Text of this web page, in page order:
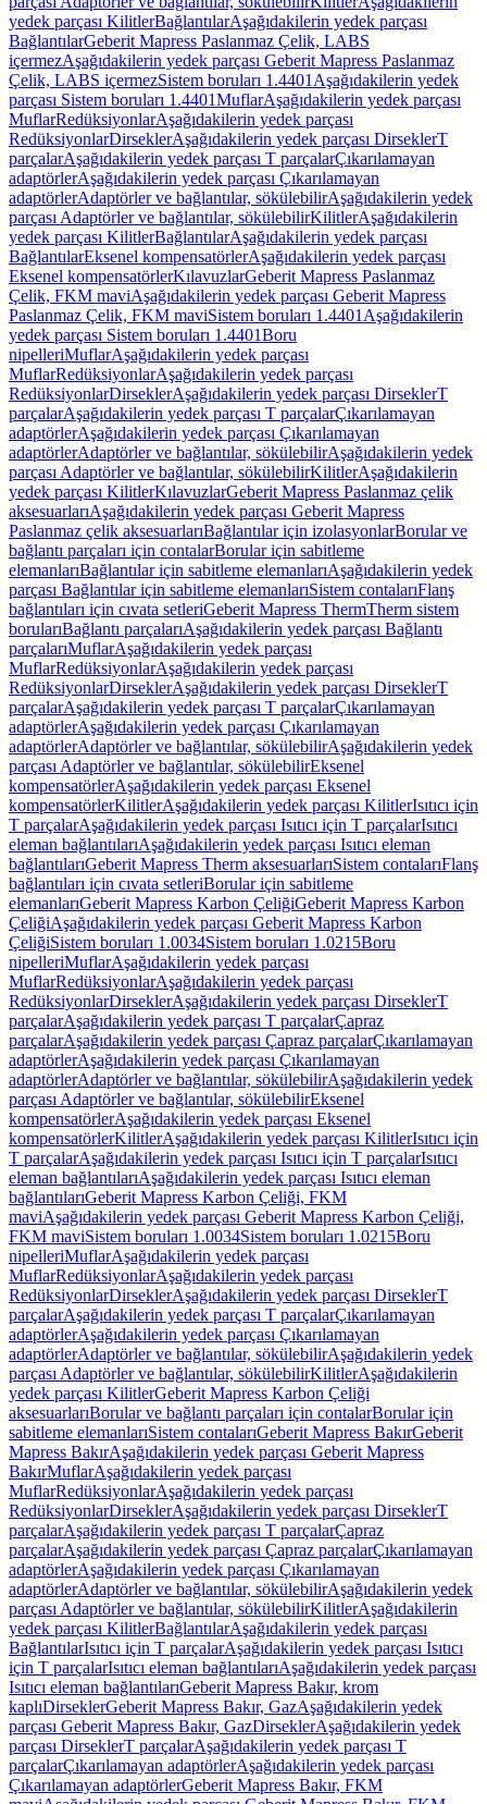
yedek parçası KilitlerBağlantılarAşağıdakilerin yedek parçası
BağlantılarGeberit Mapress Paslanmaz Çelik, LABS
içermezAşağıdakilerin yedek parçası Geberit Mapress Paslanmaz
Çelik, LABS içermezSistem boruları 1.4401 Aşağıdakilerin yedek
parçası Sistem boruları 1.4401MuflarAşağıdakilerin yedek parçası
MuflarRedüksiyonlarAşağıdakilerin yedek parçası
RedüksiyonlarDirseklerAşağıdakilerin yedek parçası DirseklerT
parçalarAşağıdakilerin yedek parçası T parçalarÇıkarılamayan
adaptörlerAşağıdakilerin yedek parçası Çıkarılamayan
adaptörlerAdaptörler ve bağlantılar, sökülebilirAşağıdakilerin yedek
parçası Adaptörler ve bağlantılar, sökülebilirKilitlerAşağıdakilerin
yedek parçası KilitlerBağlantılarAşağıdakilerin yedek parçası
BağlantılarEksenel kompensatörlerAşağıdakilerin yedek parçası
Eksenel kompensatörlerKılavuzlarGeberit Mapress Paslanmaz
Çelik, FKM maviAşağıdakilerin yedek parçası Geberit Mapress
Paslanmaz Çelik, FKM maviSistem boruları 1.4401 Aşağıdakilerin
yedek parçası Sistem boruları 1.4401Boru
nipelleriMuflarAşağıdakilerin yedek parçası
MuflarRedüksiyonlarAşağıdakilerin yedek parçası
RedüksiyonlarDirseklerAşağıdakilerin yedek parçası DirseklerT
parçalarAşağıdakilerin yedek parçası T parçalarÇıkarılamayan
adaptörlerAşağıdakilerin yedek parçası Çıkarılamayan
adaptörlerAdaptörler ve bağlantılar, sökülebilirAşağıdakilerin yedek
parçası Adaptörler ve bağlantılar, sökülebilirKilitlerAşağıdakilerin
yedek parçası KilitlerKılavuzlarGeberit Mapress Paslanmaz çelik
aksesuarlarıAşağıdakilerin yedek parçası Geberit Mapress
Paslanmaz çelik aksesuarlarıBağlantılar için izolasyonlarBorular ve
bağlantı parçaları için contalarBorular için sabitleme
elemanlarıBağlantılar için sabitleme elemanlarıAşağıdakilerin yedek
parçası Bağlantılar için sabitleme elemanlarıSistem contalarıFlanş
bağlantıları için cıvata setleriGeberit Mapress ThermTherm sistem
borularıBağlantı parçalarıAşağıdakilerin yedek parçası Bağlantı
parçalarıMuflarAşağıdakilerin yedek parçası
MuflarRedüksiyonlarAşağıdakilerin yedek parçası
RedüksiyonlarDirseklerAşağıdakilerin yedek parçası DirseklerT
parçalarAşağıdakilerin yedek parçası T parçalarÇıkarılamayan
adaptörlerAşağıdakilerin yedek parçası Çıkarılamayan
adaptörlerAdaptörler ve bağlantılar, sökülebilirAşağıdakilerin yedek
parçası Adaptörler ve bağlantılar, sökülebilirEksenel
kompensatörlerAşağıdakilerin yedek parçası Eksenel
kompensatörlerKilitlerAşağıdakilerin yedek parçası KilitlerIsıtıcı için
T parçalarAşağıdakilerin yedek parçası Isıtıcı için T parçalarIsıtıcı
eleman bağlantılarıAşağıdakilerin yedek parçası Isıtıcı eleman
bağlantılarıGeberit Mapress Therm aksesuarlarıSistem contalarıFlanş
bağlantıları için cıvata setleriBorular için sabitleme
elemanlarıGeberit Mapress Karbon ÇeliğiGeberit Mapress Karbon
ÇeliğiAşağıdakilerin yedek parçası Geberit Mapress Karbon
ÇeliğiSistem boruları 1.0034Sistem boruları 1.0215Boru
nipelleriMuflarAşağıdakilerin yedek parçası
MuflarRedüksiyonlarAşağıdakilerin yedek parçası
RedüksiyonlarDirseklerAşağıdakilerin yedek parçası DirseklerT
parçalarAşağıdakilerin yedek parçası T parçalarÇapraz
parçalarAşağıdakilerin yedek parçası Çapraz parçalarÇıkarılamayan
adaptörlerAşağıdakilerin yedek parçası Çıkarılamayan
adaptörlerAdaptörler ve bağlantılar, sökülebilirAşağıdakilerin yedek
parçası Adaptörler ve bağlantılar, sökülebilirEksenel
kompensatörlerAşağıdakilerin yedek parçası Eksenel
kompensatörlerKilitlerAşağıdakilerin yedek parçası KilitlerIsıtıcı için
T parçalarAşağıdakilerin yedek parçası Isıtıcı için T parçalarIsıtıcı
eleman bağlantılarıAşağıdakilerin yedek parçası Isıtıcı eleman
bağlantılarıGeberit Mapress Karbon Çeliği, FKM
maviAşağıdakilerin yedek parçası Geberit Mapress Karbon Çeliği,
FKM maviSistem boruları 1.0034Sistem boruları 1.0215Boru
nipelleriMuflarAşağıdakilerin yedek parçası
MuflarRedüksiyonlarAşağıdakilerin yedek parçası
RedüksiyonlarDirseklerAşağıdakilerin yedek parçası DirseklerT
parçalarAşağıdakilerin yedek parçası T parçalarÇıkarılamayan
adaptörlerAşağıdakilerin yedek parçası Çıkarılamayan
adaptörlerAdaptörler ve bağlantılar, sökülebilirAşağıdakilerin yedek
parçası Adaptörler ve bağlantılar, sökülebilirKilitlerAşağıdakilerin
yedek parçası KilitlerGeberit Mapress Karbon Çeliği
aksesuarlarıBorular ve bağlantı parçaları için contalarBorular için
sabitleme elemanlarıSistem contalarıGeberit Mapress BakırGeberit
Mapress BakırAşağıdakilerin yedek parçası Geberit Mapress
BakırMuflarAşağıdakilerin yedek parçası
MuflarRedüksiyonlarAşağıdakilerin yedek parçası
RedüksiyonlarDirseklerAşağıdakilerin yedek parçası DirseklerT
parçalarAşağıdakilerin yedek parçası T parçalarÇapraz
parçalarAşağıdakilerin yedek parçası Çapraz parçalarÇıkarılamayan
adaptörlerAşağıdakilerin yedek parçası Çıkarılamayan
adaptörlerAdaptörler ve bağlantılar, sökülebilirAşağıdakilerin yedek
parçası Adaptörler ve bağlantılar, sökülebilirKilitlerAşağıdakilerin
yedek parçası KilitlerBağlantılarAşağıdakilerin yedek parçası
BağlantılarIsıtıcı için T parçalarAşağıdakilerin yedek parçası Isıtıcı
için T parçalarIsıtıcı eleman bağlantılarıAşağıdakilerin yedek parçası
Isıtıcı eleman bağlantılarıGeberit Mapress Bakır, krom
kaplıDirseklerGeberit Mapress Bakır, GazAşağıdakilerin yedek
parçası Geberit Mapress Bakır, GazDirseklerAşağıdakilerin yedek
parçası DirseklerT parçalarAşağıdakilerin yedek parçası T
parçalarÇıkarılamayan adaptörlerAşağıdakilerin yedek parçası
Çıkarılamayan adaptörlerGeberit Mapress Bakır, FKM